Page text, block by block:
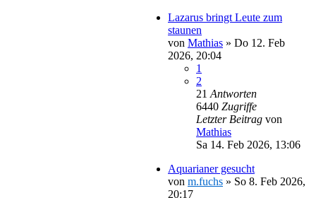
Lazarus bringt Leute zum
staunen
von Mathias » Do 12. Feb
2026, 20:04
1
2
21 Antworten
6440 Zugriffe
Letzter Beitrag von
Mathias
Sa 14. Feb 2026, 13:06
Aquarianer gesucht
von m.fuchs » So 8. Feb 2026,
20:17